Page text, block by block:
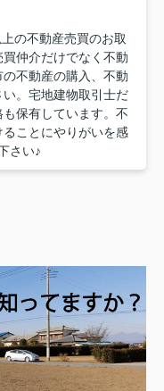
の不動産売買のお取
仲介だけでなく不動
不動産の購入、不動
。宅地建物取引士だ
保有しています。不
ことにやりがいを感
さい♪